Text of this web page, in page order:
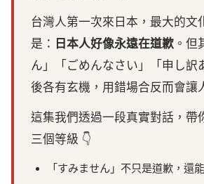
台灣人第一次來日本，最大的文
是：
日本人好像永遠在道歉 。但
ん」「ごめんなさい」「申し訳
後各有玄機，用錯場合反而會讓
這集我們透過一段真實對話，帶
三個等級 👇
「すみません」不只是道歉，還